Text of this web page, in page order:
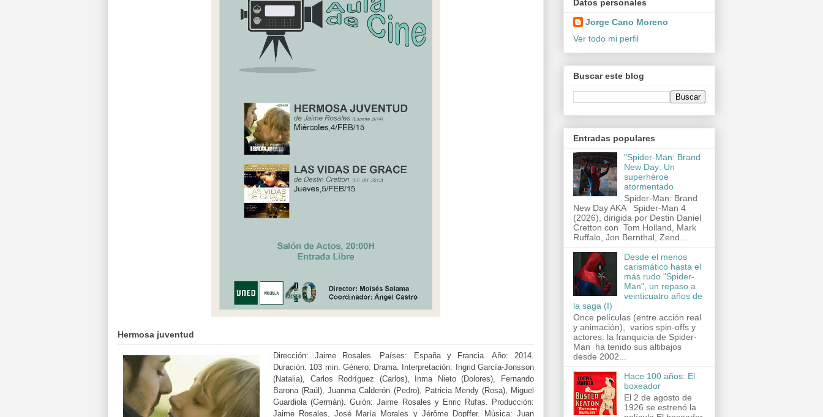
Hermosa juventud
Dirección: Jaime Rosales. Países: España y Francia. Año: 2014.
Duración: 103 min. Género: Drama. Interpretación: Ingrid García-Jonsson
(Natalia), Carlos Rodríguez (Carlos), Inma Nieto (Dolores), Fernando
Barona (Raúl), Juanma Calderón (Pedro), Patricia Mendy (Rosa), Miguel
Guardiola (Germán). Guión: Jaime Rosales y Enric Rufas. Producción:
Jaime Rosales, José María Morales y Jérôme Dopffer. Música: Juan
Datos personales
Jorge Cano Moreno
Ver todo mi perfil
Buscar este blog
Entradas populares
"Spider-Man: Brand
New Day: Un
superhéroe
atormentado
Spider-Man: Brand
New Day AKA Spider-Man 4
(2026), dirigida por Destin Daniel
Cretton con Tom Holland, Mark
Ruffalo, Jon Bernthal, Zend...
Desde el menos
carismático hasta el
más rudo "Spider-
Man", un repaso a
veinticuatro años de
la saga (I)
Once películas (entre acción real
y animación), varios spin-offs y
actores: la franquicia de Spider-
Man ha tenido sus altibajos
desde 2002...
Hace 100 años: El
boxeador
El 2 de agosto de
1926 se estrenó la